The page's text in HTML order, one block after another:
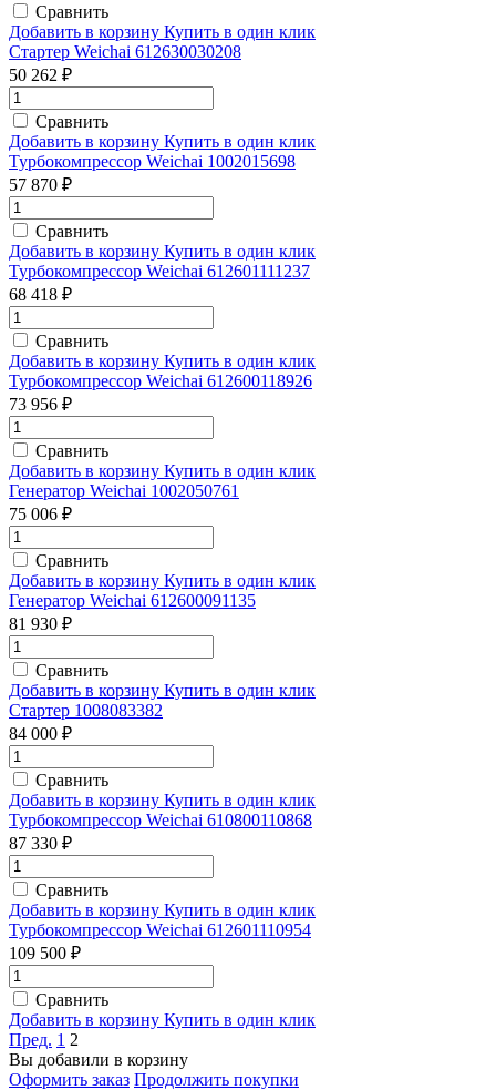
Сравнить
Добавить в корзину Купить в один клик
Стартер Weichai 612630030208
50 262 ₽
Сравнить
Добавить в корзину Купить в один клик
Турбокомпрессор Weichai 1002015698
57 870 ₽
Сравнить
Добавить в корзину Купить в один клик
Турбокомпрессор Weichai 612601111237
68 418 ₽
Сравнить
Добавить в корзину Купить в один клик
Турбокомпрессор Weichai 612600118926
73 956 ₽
Сравнить
Добавить в корзину Купить в один клик
Генератор Weichai 1002050761
75 006 ₽
Сравнить
Добавить в корзину Купить в один клик
Генератор Weichai 612600091135
81 930 ₽
Сравнить
Добавить в корзину Купить в один клик
Стартер 1008083382
84 000 ₽
Сравнить
Добавить в корзину Купить в один клик
Турбокомпрессор Weichai 610800110868
87 330 ₽
Сравнить
Добавить в корзину Купить в один клик
Турбокомпрессор Weichai 612601110954
109 500 ₽
Сравнить
Добавить в корзину Купить в один клик
Пред. 1 2
Вы добавили в корзину
Оформить заказ Продолжить покупки